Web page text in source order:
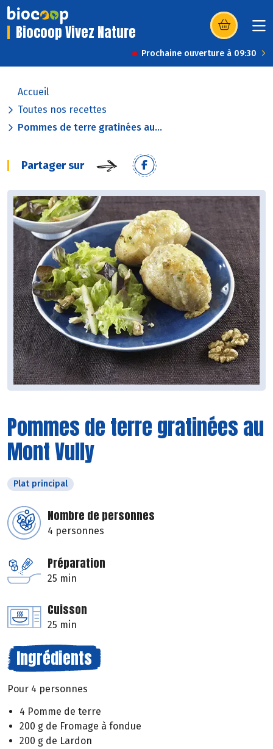
Biocoop Vivez Nature (s’ouvre dans
Prochaine ouverture à 09:30
Accueil
Toutes nos recettes
Pommes de terre gratinées au...
Partager sur
Pommes de terre gratinées au
Mont Vully
Plat principal
Nombre de personnes
4 personnes
Préparation
25 min
Cuisson
25 min
Ingrédients
Pour 4 personnes
4 Pomme de terre
200 g de Fromage à fondue
200 g de Lardon